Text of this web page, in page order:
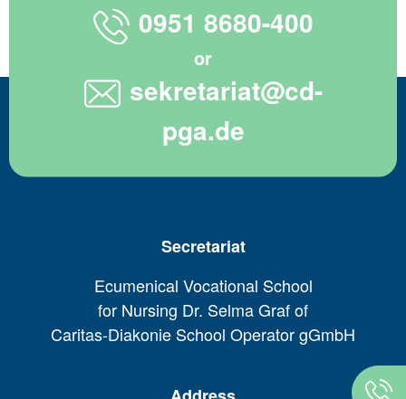
0951 8680-400
or
sekretariat@cd-
pga.de
Secretariat
Ecumenical Vocational School
for Nursing Dr. Selma Graf of
Caritas-Diakonie School Operator gGmbH